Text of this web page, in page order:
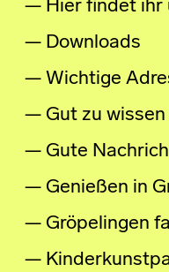
Hier findet ihr
Downloads
Wichtige
Gut zu wissen
Gute
Genießen in
Gröpelingen